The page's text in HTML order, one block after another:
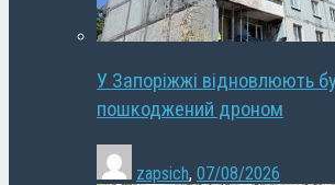
У Запоріжжі відновлюють
пошкоджений дроном
zapsich, 07/08/2026